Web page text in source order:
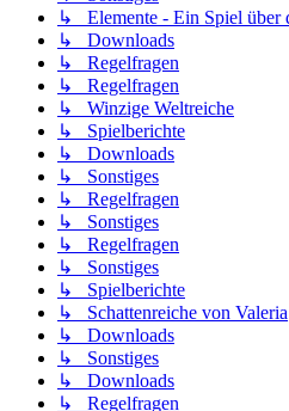
↳ Elemente - Ein Spiel über
↳ Downloads
↳ Regelfragen
↳ Regelfragen
↳ Winzige Weltreiche
↳ Spielberichte
↳ Downloads
↳ Sonstiges
↳ Regelfragen
↳ Sonstiges
↳ Regelfragen
↳ Sonstiges
↳ Spielberichte
↳ Schattenreiche von Valeria
↳ Downloads
↳ Sonstiges
↳ Downloads
↳ Regelfragen